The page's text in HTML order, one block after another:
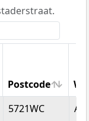
Postcode
Postcode
5721WC